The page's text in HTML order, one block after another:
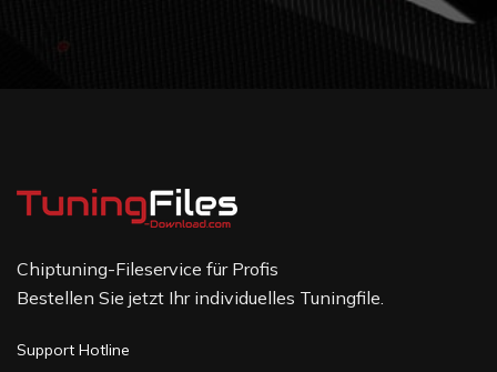
Chiptuning-Fileservice für Profis
Bestellen Sie jetzt Ihr individuelles Tuningfile.
Support Hotline